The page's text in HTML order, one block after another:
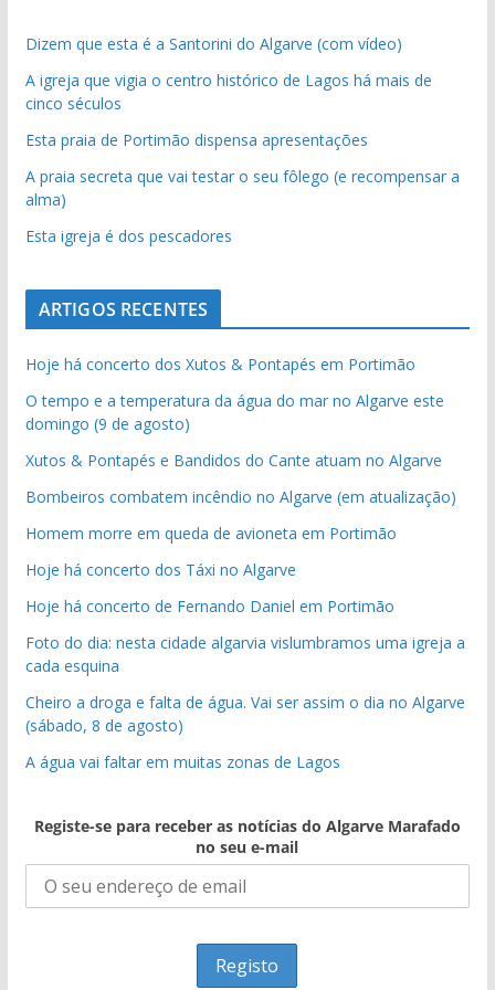
Dizem que esta é a Santorini do Algarve (com vídeo)
A igreja que vigia o centro histórico de Lagos há mais de
cinco séculos
Esta praia de Portimão dispensa apresentações
A praia secreta que vai testar o seu fôlego (e recompensar a
alma)
Esta igreja é dos pescadores
ARTIGOS RECENTES
Hoje há concerto dos Xutos & Pontapés em Portimão
O tempo e a temperatura da água do mar no Algarve este
domingo (9 de agosto)
Xutos & Pontapés e Bandidos do Cante atuam no Algarve
Bombeiros combatem incêndio no Algarve (em atualização)
Homem morre em queda de avioneta em Portimão
Hoje há concerto dos Táxi no Algarve
Hoje há concerto de Fernando Daniel em Portimão
Foto do dia: nesta cidade algarvia vislumbramos uma igreja a
cada esquina
Cheiro a droga e falta de água. Vai ser assim o dia no Algarve
(sábado, 8 de agosto)
A água vai faltar em muitas zonas de Lagos
Registe-se para receber as notícias do Algarve Marafado
no seu e-mail